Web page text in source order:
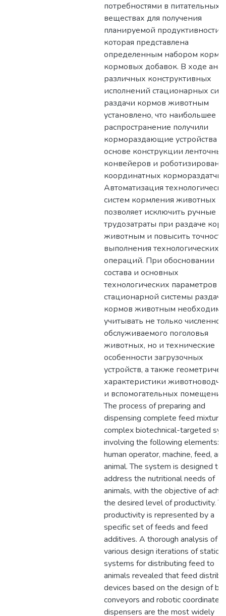
потребностями в питательных
веществах для получения
планируемой продуктивности,
которая представлена
определенным набором
кормовых добавок. В ходе
различных конструктивных
исполнений стационарных
раздачи кормов животным
установлено, что наибольшее
распространение получили
кормораздающие устройства
основе конструкции ленточных
конвейеров и
координатных
Автоматизация
систем кормления животных
позволяет исключить ручные
трудозатраты при раздаче
животным и повысить точность
выполнения технологических
операций. При обосновании
состава и основных
технологических параметров
стационарной системы раздачи
кормов животным необходимо
учитывать не только
обслуживаемого поголовья
животных, но и технические
особенности загрузочных
устройств, а также
характеристики
и вспомогательных
The process of preparing and
dispensing complete feed
complex biotechnical-targeted
involving the following elements:
human operator, machine, feed, and
animal. The system is designed to
address the nutritional needs of
animals, with the objective of
the desired level of productivity.
productivity is represented by a
specific set of feeds and feed
additives. A thorough analysis of
various design iterations of
systems for distributing feed to
animals revealed that feed
devices based on the design of
conveyors and robotic coordinate
dispensers are the most widely